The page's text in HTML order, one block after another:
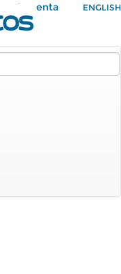
Mi Cuenta ENGLISH